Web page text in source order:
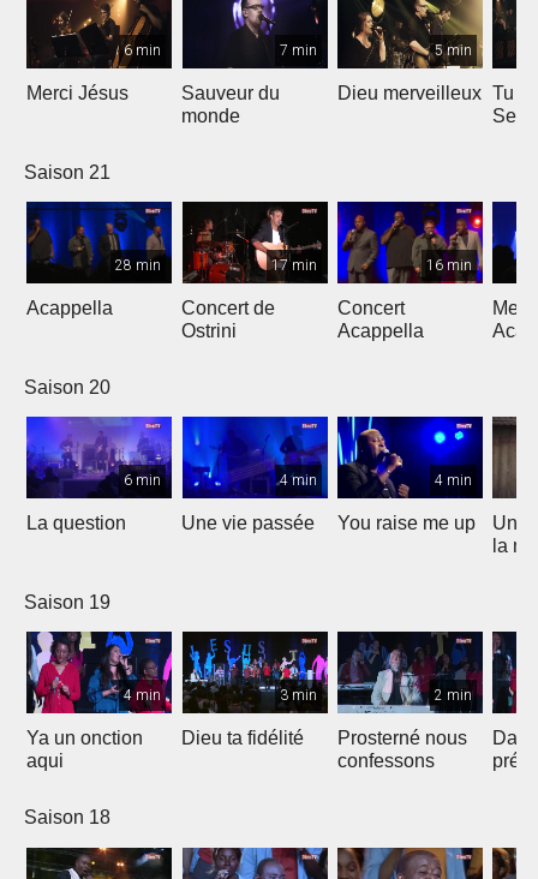
6 min
Merci Jésus
7 min
Sauveur du
monde
5 min
Dieu merveilleux Tu
Saison 21
28 min
Acappella
17 min
Concert de
Ostrini
16 min
Concert
Acappella
Saison 20
6 min
La question
4 min
Une vie passée
4 min
You raise me up
Une
la
Saison 19
4 min
Ya un onction
aqui
3 min
Dieu ta fidélité
2 min
Prosterné nous
confessons
Saison 18